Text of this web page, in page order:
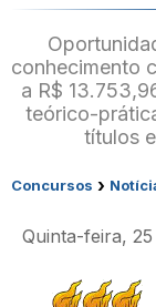
conhecimento
a R$
teórico-
títulos
Concursos ›
Quinta-feira,